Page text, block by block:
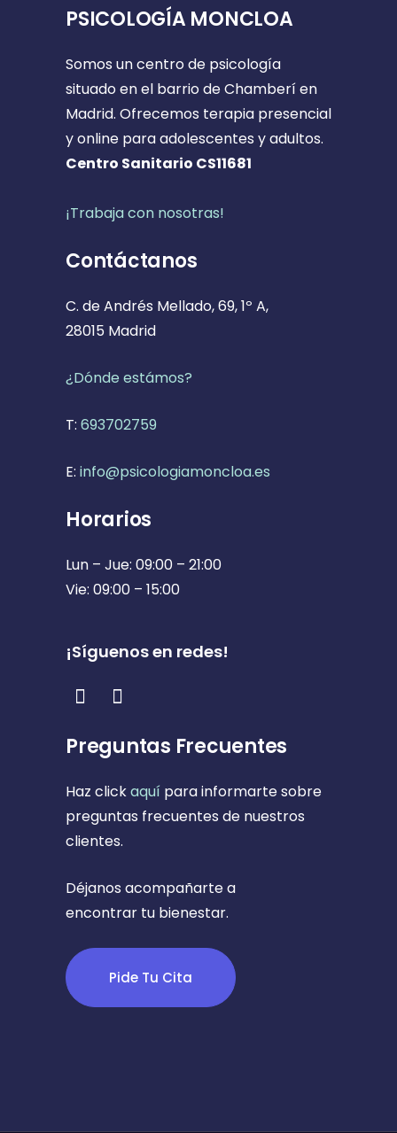
PSICOLOGÍA MONCLOA
Somos un centro de psicología
situado en el barrio de Chamberí en
Madrid. Ofrecemos terapia presencial
y online para adolescentes y adultos.
Centro Sanitario CS11681
¡Trabaja con nosotras!
Contáctanos
C. de Andrés Mellado, 69, 1º A,
28015 Madrid
¿Dónde estámos?
T: 693702759
E: info@psicologiamoncloa.es
Horarios
Lun – Jue: 09:00 – 21:00
Vie: 09:00 – 15:00
¡Síguenos en redes!
Preguntas Frecuentes
Haz clickaquí para informarte sobre
preguntas frecuentes de nuestros
clientes.
Déjanos acompañarte a
encontrar tu bienestar.
Pide Tu Cita